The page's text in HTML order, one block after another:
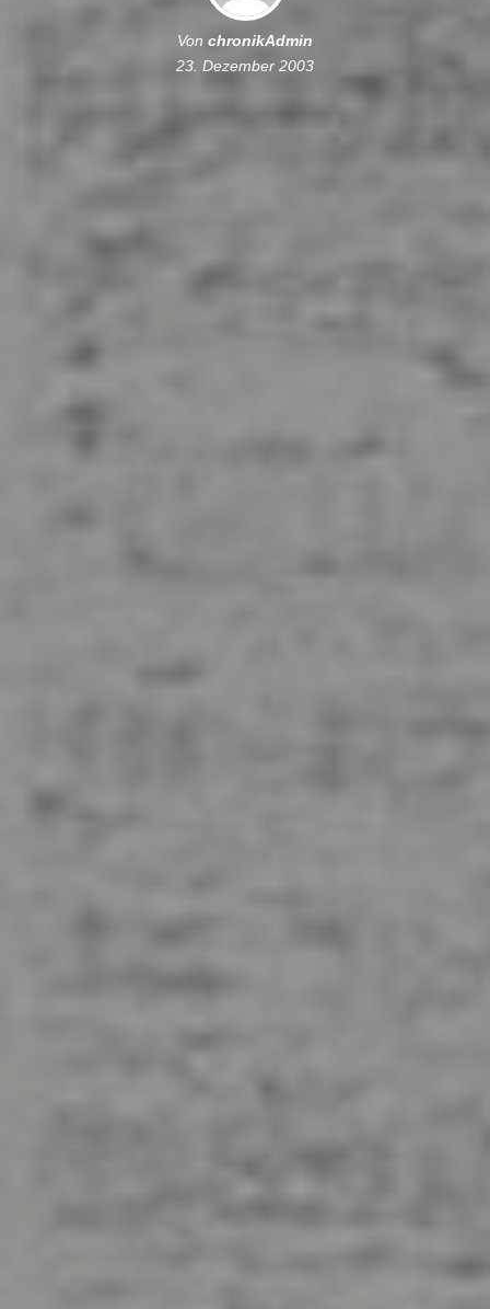
Von chronikAdmin
23. Dezember 2003